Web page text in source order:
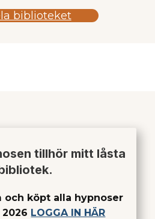
biblioteket
tillhör mitt låsta
och köpt alla hypnoser
LOGGA IN HÄR